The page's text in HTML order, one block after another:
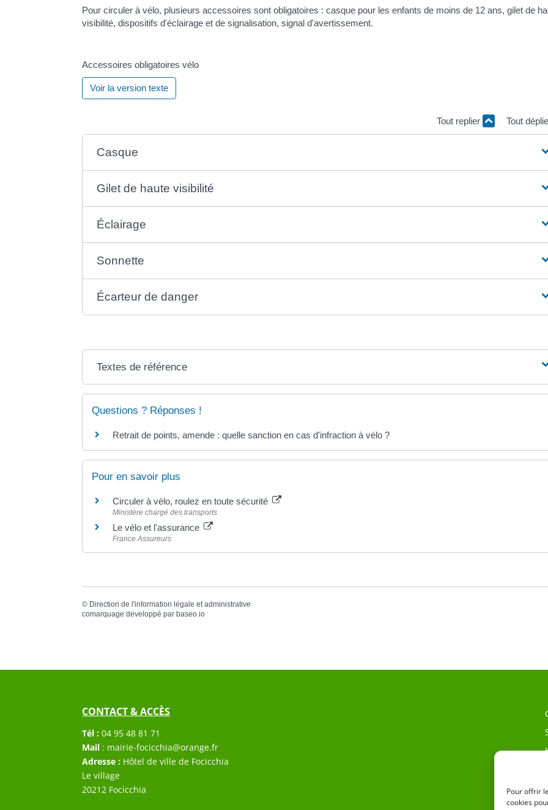
Pour offrir
cookies
Pour circuler à vélo, plusieurs accessoires sont obligatoires : casque pour les enfants de moins de 12 ans, gilet de
visibilité, dispositifs d'éclairage et de signalisation, signal d'avertissement.
Accessoires obligatoires vélo
Voir la version texte
Tout replier Tout
Casque
Gilet de haute visibilité
Éclairage
Sonnette
Écarteur de danger
Textes de référence
Questions ? Réponses !
Retrait de points, amende : quelle sanction en cas d'infraction à vélo ?
Pour en savoir plus
Circuler à vélo, roulez en toute sécurité
Ministère chargé des transports
Le vélo et l'assurance
France Assureurs
© Direction de l'information légale et administrative
comarquage developpé par baseo.io
CONTACT & ACCÈS
Tél : 04 95 48 81 71
Mail : mairie-focicchia@orange.fr
Adresse : Hôtel de ville de Focicchia
Le village
20212 Focicchia